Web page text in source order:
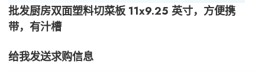
批发厨房双面塑料切菜板 11x9.25 英寸，方便携
带，有汁槽
给我发送求购信息